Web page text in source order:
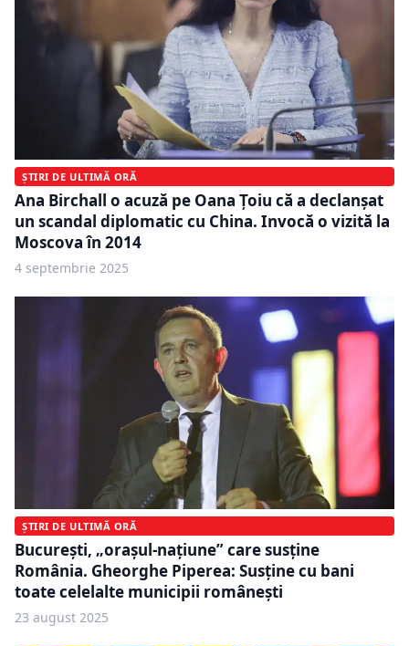
ȘTIRI DE ULTIMĂ ORĂ
Ana Birchall o acuză pe Oana Țoiu că a declanșat
un scandal diplomatic cu China. Invocă o vizită la
Moscova în 2014
4 septembrie 2025
ȘTIRI DE ULTIMĂ ORĂ
București, „orașul-națiune” care susține
România. Gheorghe Piperea: Susține cu bani
toate celelalte municipii românești
23 august 2025